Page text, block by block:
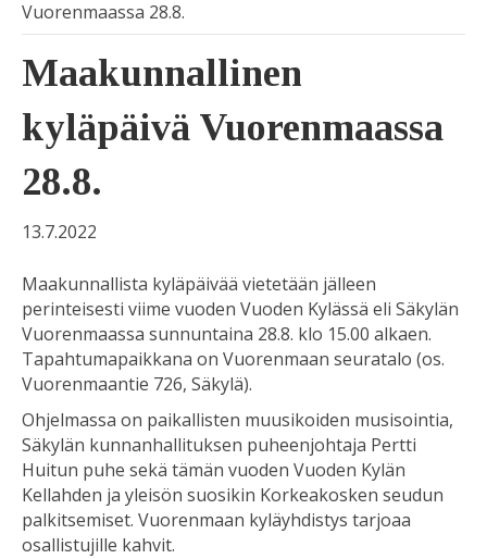
Vuorenmaassa 28.8.
Maakunnallinen
kyläpäivä Vuorenmaassa
28.8.
13.7.2022
Maakunnallista kyläpäivää vietetään jälleen
perinteisesti viime vuoden Vuoden Kylässä eli Säkylän
Vuorenmaassa sunnuntaina 28.8. klo 15.00 alkaen.
Tapahtumapaikkana on Vuorenmaan seuratalo (os.
Vuorenmaantie 726, Säkylä).
Ohjelmassa on paikallisten muusikoiden musisointia,
Säkylän kunnanhallituksen puheenjohtaja Pertti
Huitun puhe sekä tämän vuoden Vuoden Kylän
Kellahden ja yleisön suosikin Korkeakosken seudun
palkitsemiset. Vuorenmaan kyläyhdistys tarjoaa
osallistujille kahvit.